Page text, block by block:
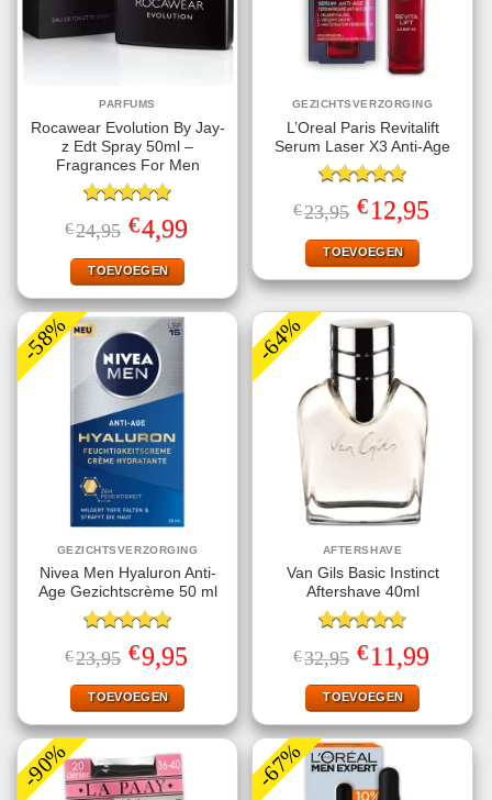
PARFUMS
Rocawear Evolution By Jay-
z Edt Spray 50ml –
Fragrances For Men
Gewaardeerd
5.00uit 5
€24,95 Oorspronkelijke
prijs
was:
€24,95.
€4,99Huidige
prijs
TOEVOEGEN
GEZICHTSVERZORGING
L’Oreal Paris Revitalift
Serum Laser X3 Anti-Age
Gewaardeerd
5.00uit 5
€23,95 Oorspronkelijke
prijs
was:
€23,95.
€12,95prijs
TOEVOEGEN
-58%
GEZICHTSVERZORGING
Nivea Men Hyaluron Anti-
Age Gezichtscrème 50 ml
Gewaardeerd
5.00uit 5
€23,95 Oorspronkelijke
prijs
was:
€23,95.
€9,95prijs
TOEVOEGEN
-64%
AFTERSHAVE
Van Gils Basic Instinct
Aftershave 40ml
Gewaardeerd
4.71uit 5
€32,95 Oorspronkelijke
prijs
was:
€32,95.
€11,99Huidige
prijs
TOEVOEGEN
-90% -67%